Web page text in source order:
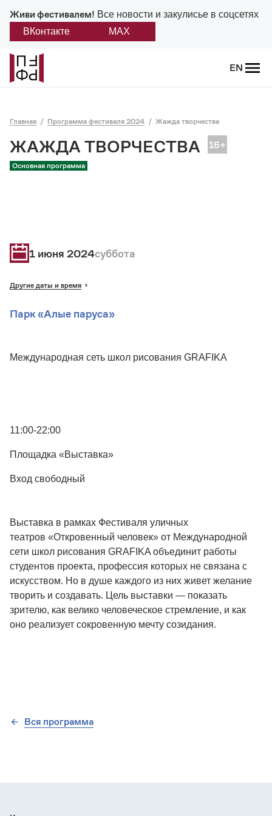
Живи фестивалем! Все новости и закулисье в соцсетях
ВКонтакте
MAX
EN
Назад
Платонов
Положение о фестивале
Главная Программа фестиваля 2024 Жажда творчества
ЖАЖДА ТВОРЧЕСТВА
Основная программа
1 июня 2024суббота
Другие даты и время
Парк «Алые паруса»
Международная сеть школ рисования GRAFIKA
11:00-22:00
Площадка «Выставка»
Вход свободный
Выставка в рамках Фестиваля уличных
театров «Откровенный человек» от Международной
сети школ рисования GRAFIKA объединит работы
студентов проекта, профессия которых не связана с
искусством. Но в душе каждого из них живет желание
творить и создавать. Цель выставки — показать
зрителю, как велико человеческое стремление, и как
оно реализует сокровенную мечту созидания.
Вся программа